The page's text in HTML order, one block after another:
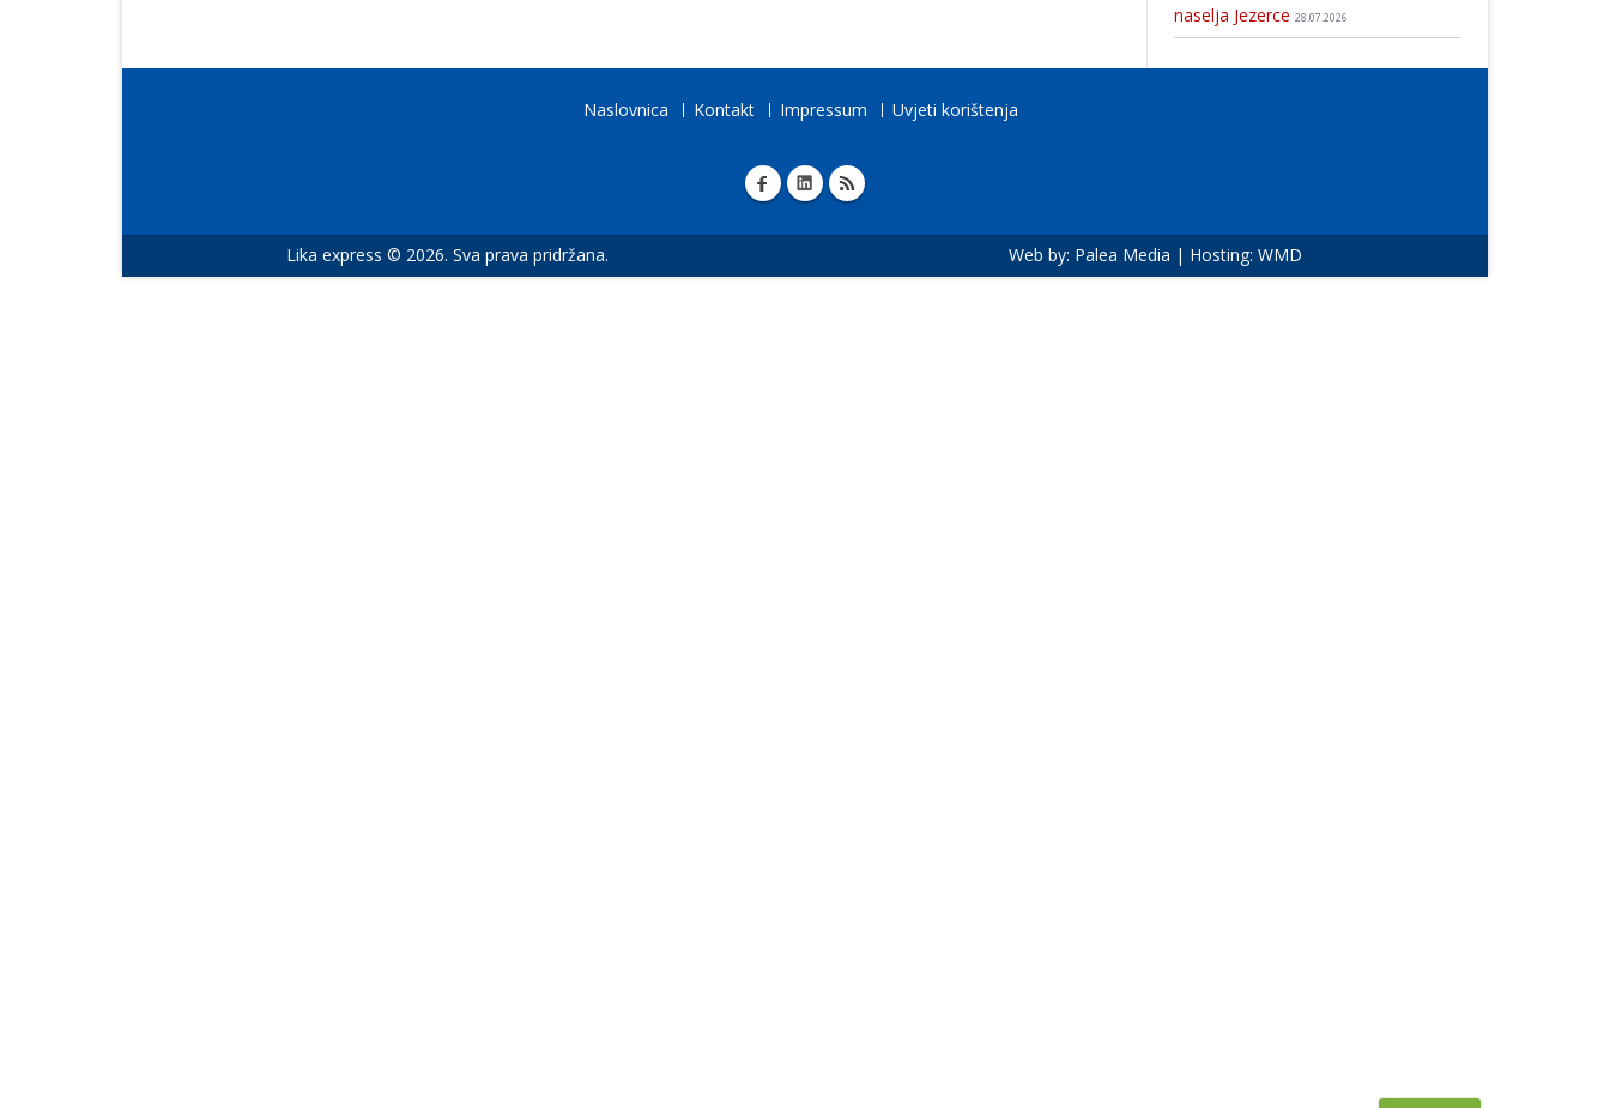
naselja Jezerce 28.07.2026
Naslovnica Kontakt Impressum Uvjeti korištenja
Lika express © 2026. Sva prava pridržana. Web by: Palea Media | Hosting: WMD